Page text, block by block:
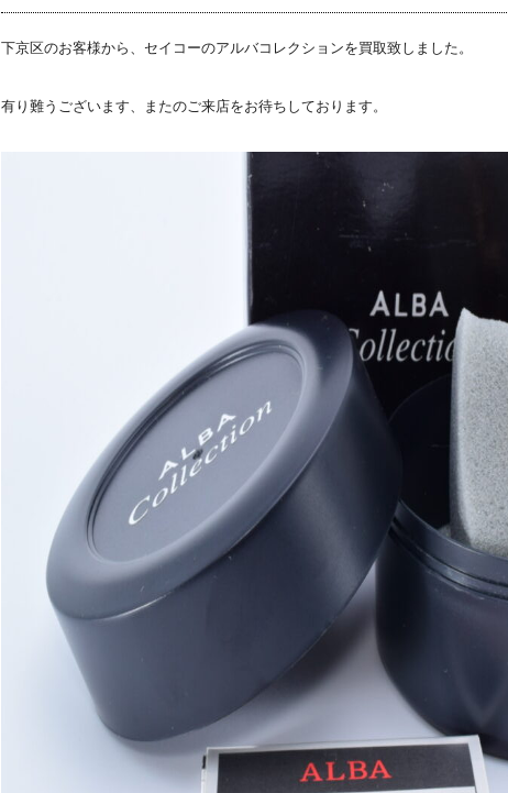
下京区のお客様から、セイコーのアルバコレクションを買取致しました。
有り難うございます、またのご来店をお待ちしております。